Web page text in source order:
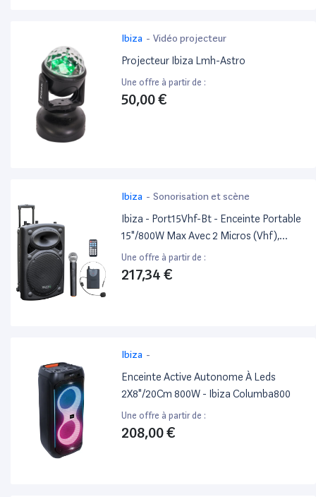
Ibiza - Vidéo projecteur
Projecteur Ibiza Lmh-Astro
Une offre à partir de :
50,00 €
Ibiza - Sonorisation et scène
Ibiza - Port15Vhf-Bt - Enceinte Portable
15"/800W Max Avec 2 Micros (Vhf),
Télécommande Et Housse De
Protection - Bluetooth, Usb, Sd -
Une offre à partir de :
217,34 €
Ibiza -
Enceinte Active Autonome À Leds
2X8"/20Cm 800W - Ibiza Columba800
Une offre à partir de :
208,00 €